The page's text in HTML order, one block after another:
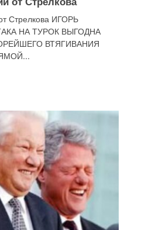
Стрелкова ИГОРЬ
НА ТУРОК ВЫГОДНА
ВТЯГИВАНИЯ